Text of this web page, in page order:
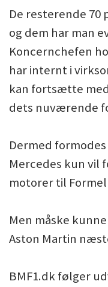
De resterende 70
og dem har man
Koncernchefen
har internt i
kan fortsætte
dets nuværende
Dermed
Mercedes kun
motorer til Formel
Men måske
Aston Martin
BMF1.dk følger